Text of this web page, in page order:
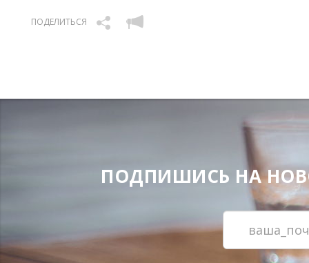
ПОДЕЛИТЬСЯ
ПОДПИШИСЬ НА